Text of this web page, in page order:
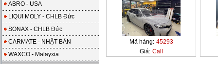
ABRO - USA
LIQUI MOLY - CHLB Đức
SONAX - CHLB Đức
CARMATE - NHẬT BẢN
WAXCO - Malayxia
Mã hàng: 45293
Giá: Call